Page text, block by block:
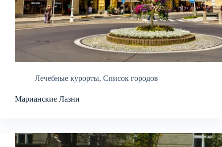
Лечебные курорты, Список городов
Марианские Лазни